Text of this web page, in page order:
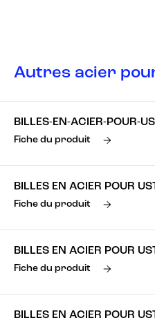
Autres acier
BILLES-EN-ACIER-POUR-
Fiche du produit
BILLES EN ACIER POUR
Fiche du produit
BILLES EN ACIER POUR
Fiche du produit
BILLES EN ACIER POUR